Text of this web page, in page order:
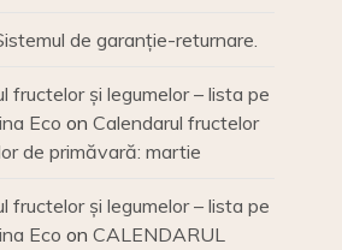
de garanție-returnare.
fructelor și legumelor – lista pe
Eco on Calendarul fructelor
de primăvară: martie
fructelor și legumelor – lista pe
Eco on CALENDARUL